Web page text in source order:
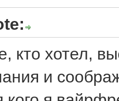
кто хотел,
и